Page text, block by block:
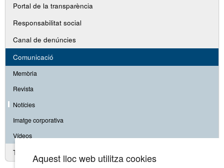
Portal de la transparència
Responsabilitat social
Canal de denúncies
Comunicació
Memòria
Revista
Notícies
Imatge corporativa
Vídeos
Treballa amb nosaltres
Aquest lloc web utilitza cookies